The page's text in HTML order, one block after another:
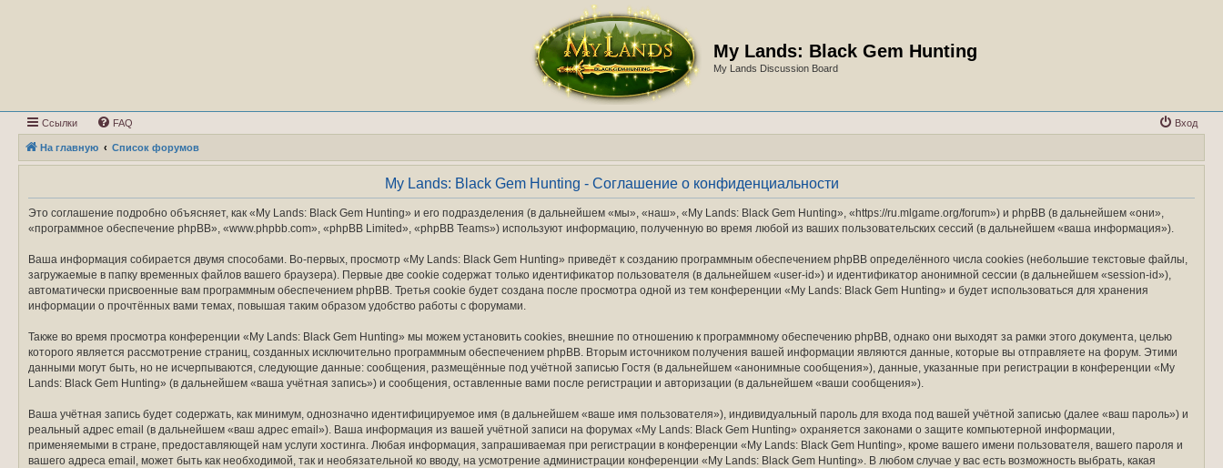
My Lands: Black Gem Hunting
My Lands Discussion Board
Ссылки FAQ Вход
На главную Список форумов
My Lands: Black Gem Hunting - Соглашение о конфиденциальности
Это соглашение подробно объясняет, как «My Lands: Black Gem Hunting» и его подразделения (в дальнейшем «мы», «наш», «My Lands: Black Gem Hunting», «https://ru.mlgame.org/forum») и phpBB (в дальнейшем «они»,
«программное обеспечение phpBB», «www.phpbb.com», «phpBB Limited», «phpBB Teams») используют информацию, полученную во время любой из ваших пользовательских сессий (в дальнейшем «ваша информация»).
Ваша информация собирается двумя способами. Во-первых, просмотр «My Lands: Black Gem Hunting» приведёт к созданию программным обеспечением phpBB определённого числа cookies (небольшие текстовые файлы,
загружаемые в папку временных файлов вашего браузера). Первые две cookie содержат только идентификатор пользователя (в дальнейшем «user-id») и идентификатор анонимной сессии (в дальнейшем «session-id»),
автоматически присвоенные вам программным обеспечением phpBB. Третья cookie будет создана после просмотра одной из тем конференции «My Lands: Black Gem Hunting» и будет использоваться для хранения
информации о прочтённых вами темах, повышая таким образом удобство работы с форумами.
Также во время просмотра конференции «My Lands: Black Gem Hunting» мы можем установить cookies, внешние по отношению к программному обеспечению phpBB, однако они выходят за рамки этого документа, целью
которого является рассмотрение страниц, созданных исключительно программным обеспечением phpBB. Вторым источником получения вашей информации являются данные, которые вы отправляете на форум. Этими
данными могут быть, но не исчерпываются, следующие данные: сообщения, размещённые под учётной записью Гостя (в дальнейшем «анонимные сообщения»), данные, указанные при регистрации в конференции «My
Lands: Black Gem Hunting» (в дальнейшем «ваша учётная запись») и сообщения, оставленные вами после регистрации и авторизации (в дальнейшем «ваши сообщения»).
Ваша учётная запись будет содержать, как минимум, однозначно идентифицируемое имя (в дальнейшем «ваше имя пользователя»), индивидуальный пароль для входа под вашей учётной записью (далее «ваш пароль») и
реальный адрес email (в дальнейшем «ваш адрес email»). Ваша информация из вашей учётной записи на форумах «My Lands: Black Gem Hunting» охраняется законами о защите компьютерной информации,
применяемыми в стране, предоставляющей нам услуги хостинга. Любая информация, запрашиваемая при регистрации в конференции «My Lands: Black Gem Hunting», кроме вашего имени пользователя, вашего пароля и
вашего адреса email, может быть как необходимой, так и необязательной ко вводу, на усмотрение администрации конференции «My Lands: Black Gem Hunting». В любом случае у вас есть возможность выбрать, какая